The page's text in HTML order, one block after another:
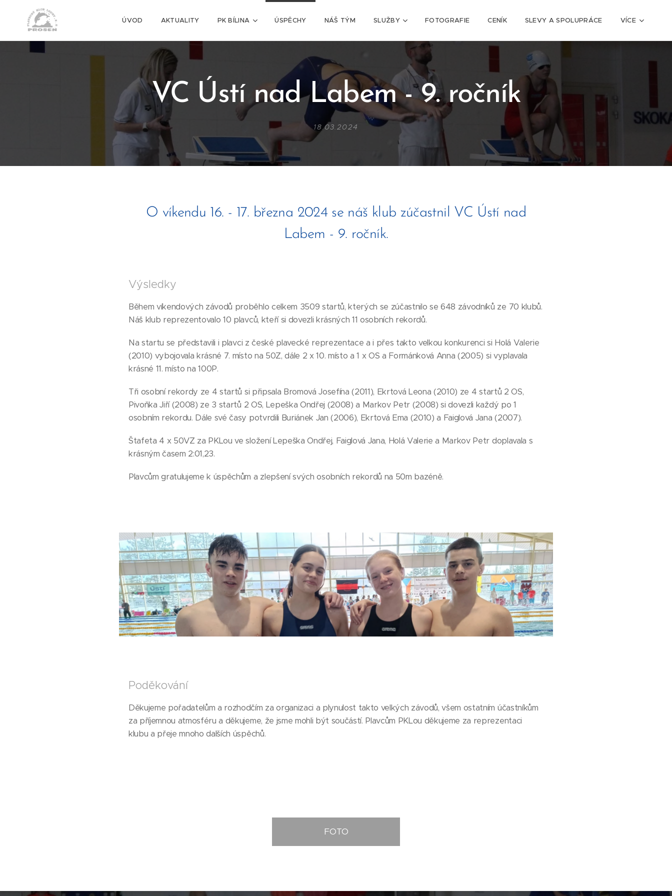
ÚVOD AKTUALITY PK BÍLINA ÚSPĚCHY NÁŠ TÝM SLUŽBY FOTOGRAFIE CENÍK SLEVY A SPOLUPRÁCE VÍCE
VC Ústí nad Labem - 9. ročník
18.03.2024
O víkendu 16. - 17. března 2024 se náš klub zúčastnil VC Ústí nad
Labem - 9. ročník.
Výsledky
Během víkendových závodů proběhlo celkem 3509 startů, kterých se zúčastnilo se 648 závodníků ze 70 klubů.
Náš klub reprezentovalo 10 plavců, kteří si dovezli krásných 11 osobních rekordů.
Na startu se představili i plavci z české plavecké reprezentace a i přes takto velkou konkurenci si Holá Valerie
(2010) vybojovala krásné 7. místo na 50Z, dále 2 x 10. místo a 1 x OS a Formánková Anna (2005) si vyplavala
krásné 11. místo na 100P.
Tři osobní rekordy ze 4 startů si připsala Bromová Josefína (2011), Ekrtová Leona (2010) ze 4 startů 2 OS,
Pivoňka Jiří (2008) ze 3 startů 2 OS, Lepeška Ondřej (2008) a Markov Petr (2008) si dovezli každý po 1
osobním rekordu. Dále své časy potvrdili Buriánek Jan (2006), Ekrtová Ema (2010) a Faiglová Jana (2007).
Štafeta 4 x 50VZ za PKLou ve složení Lepeška Ondřej, Faiglová Jana, Holá Valerie a Markov Petr doplavala s
krásným časem 2:01,23.
Plavcům gratulujeme k úspěchům a zlepšení svých osobních rekordů na 50m bazéně.
Poděkování
Děkujeme pořadatelům a rozhodčím za organizaci a plynulost takto velkých závodů, všem ostatním účastníkům
za příjemnou atmosféru a děkujeme, že jsme mohli být součástí. Plavcům PKLou děkujeme za reprezentaci
klubu a přeje mnoho dalších úspěchů.
FOTO